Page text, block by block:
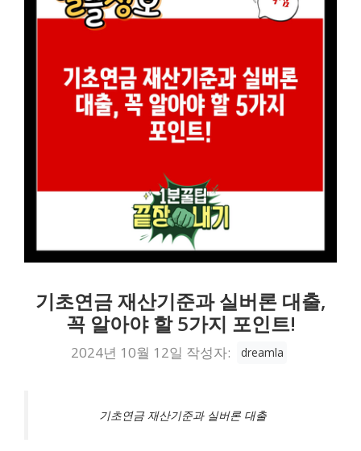
기초연금 재산기준과 실버론 대출,
꼭 알아야 할 5가지 포인트!
2024년 10월 12일 작성자: dreamla
기초연금 재산기준과 실버론 대출